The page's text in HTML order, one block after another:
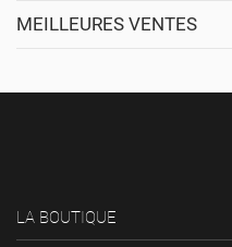
MEILLEURES VENTES
LA BOUTIQUE